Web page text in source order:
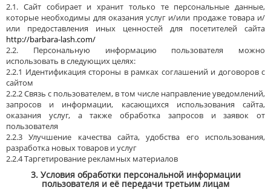
2.1. Сайт собирает и хранит только те персональные данные,
которые необходимы для оказания услуг и/или продаже товара и/
или предоставления иных ценностей для посетителей сайта
http://barbara-lash.com/
2.2. Персональную информацию пользователя можно
использовать в следующих целях:
2.2.1 Идентификация стороны в рамках соглашений и договоров с
сайтом
2.2.2 Связь с пользователем, в том числе направление уведомлений,
запросов и информации, касающихся использования сайта,
оказания услуг, а также обработка запросов и заявок от
пользователя
2.2.3 Улучшение качества сайта, удобства его использования,
разработка новых товаров и услуг
2.2.4 Таргетирование рекламных материалов
3. Условия обработки персональной информации
пользователя и её передачи третьим лицам